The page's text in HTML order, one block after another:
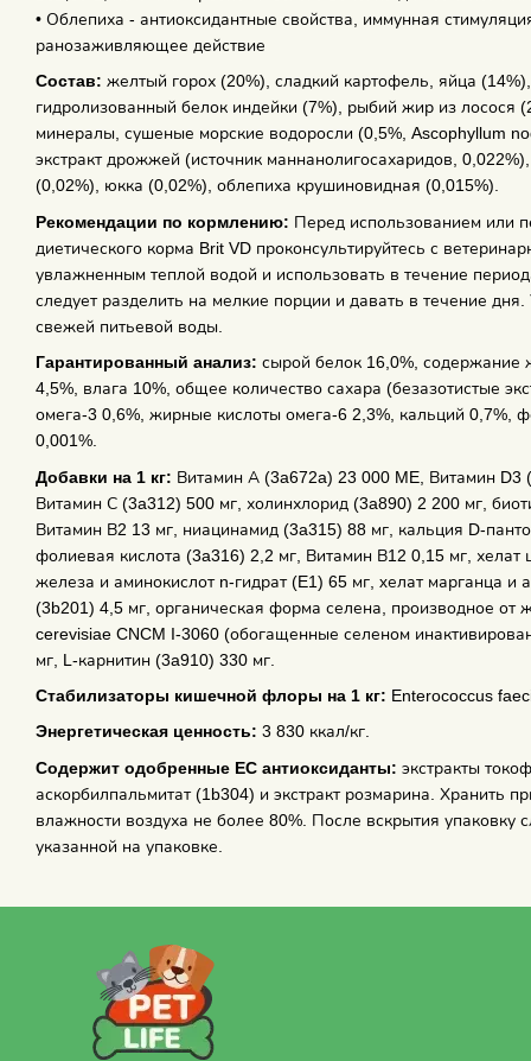
• Облепиха - антиоксидантные свойства, иммунная
ранозаживляющее действие
Состав: желтый горох (20%), сладкий картофель, яйца
гидролизованный белок индейки (7%), рыбий жир из лосося
минералы, сушеные морские водоросли (0,5%, Ascophyllum
экстракт дрожжей (источник маннанолигосахаридов,
(0,02%), юкка (0,02%), облепиха крушиновидная (0,015%).
Рекомендации по кормлению: Перед использованием или
диетического корма Brit VD проконсультируйтесь с
увлажненным теплой водой и использовать в течение
следует разделить на мелкие порции и давать в течение
свежей питьевой воды.
Гарантированный анализ: сырой белок 16,0%, содержание
4,5%, влага 10%, общее количество сахара (безазотистые
омега-3 0,6%, жирные кислоты омега-6 2,3%, кальций 0,7%,
0,001%.
Добавки на 1 кг: Витамин А (3a672a) 23 000 ME, Витамин
Витамин С (3a312) 500 мг, холинхлорид (3a890) 2 200 мг,
Витамин В2 13 мг, ниацинамид (3a315) 88 мг, кальция D-
фолиевая кислота (3a316) 2,2 мг, Витамин В12 0,15 мг, хелат
железа и аминокислот n-гидрат (E1) 65 мг, xелат марганца и
(3b201) 4,5 мг, органическая форма селена, производное от
cerevisiae CNCM I-3060 (обогащенные селеном
мг, L-карнитин (3a910) 330 мг.
Стабилизаторы кишечной флоры на 1 кг: Enterococcus
Энергетическая ценность: 3 830 ккал/кг.
Содержит одобренные ЕС антиоксиданты: экстракты
аскорбилпальмитат (1b304) и экстракт розмарина. Хранить
влажности воздуха не более 80%. После вскрытия упаковку
указанной на упаковке.